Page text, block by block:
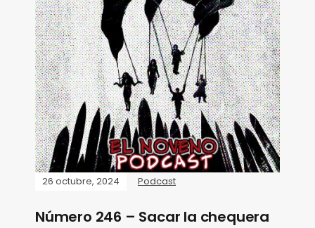
26 octubre, 2024 Podcast
Número 246 – Sacar la chequera